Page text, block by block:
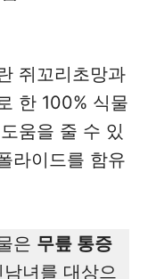
쥐꼬리초망과
한 100% 식물
움을 줄 수 있
라이드를 함유
은 무릎 통증
녀를 대상으